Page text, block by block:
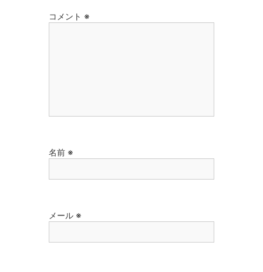
コメント ※
名前 ※
メール ※